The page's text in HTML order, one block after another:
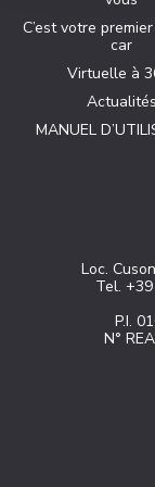
C’est votre
car
Virtuelle à
Actualités
MANUEL
Loc.
Tel.
P.I.
N°